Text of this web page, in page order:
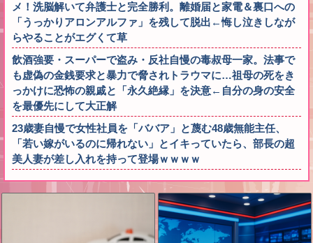
メ！洗脳解いて弁護士と完全勝利。離婚届と家電＆裏口への
「うっかりアロンアルファ」を残して脱出←悔し泣きしなが
らやることがエグくて草
飲酒強要・スーパーで盗み・反社自慢の毒叔母一家。法事で
も虚偽の金銭要求と暴力で脅されトラウマに…祖母の死をき
っかけに恐怖の親戚と「永久絶縁」を決意←自分の身の安全
を最優先にして大正解
23歳妻自慢で女性社員を「ババア」と蔑む48歳無能主任、
「若い嫁がいるのに帰れない」とイキっていたら、部長の超
美人妻が差し入れを持って登場ｗｗｗｗ